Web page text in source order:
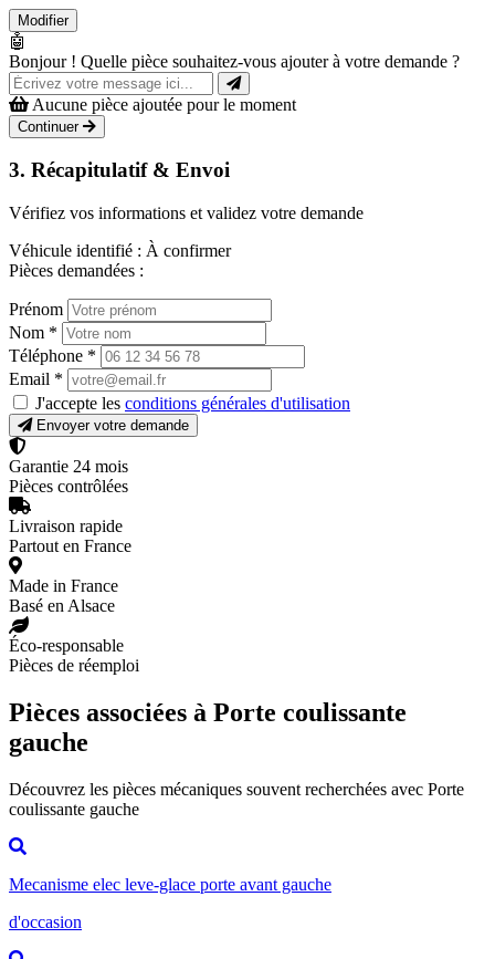
Modifier
🤖
Bonjour ! Quelle pièce souhaitez-vous ajouter à votre demande ?
Aucune pièce ajoutée pour le moment
Continuer
3. Récapitulatif & Envoi
Vérifiez vos informations et validez votre demande
Véhicule identifié : À confirmer
Pièces demandées :
Prénom
Nom *
Téléphone *
Email *
J'accepte les conditions générales d'utilisation
Envoyer votre demande
Garantie 24 mois
Pièces contrôlées
Livraison rapide
Partout en France
Made in France
Basé en Alsace
Éco-responsable
Pièces de réemploi
Pièces associées à Porte coulissante
gauche
Découvrez les pièces mécaniques souvent recherchées avec Porte
coulissante gauche
Mecanisme elec leve-glace porte avant gauche
d'occasion